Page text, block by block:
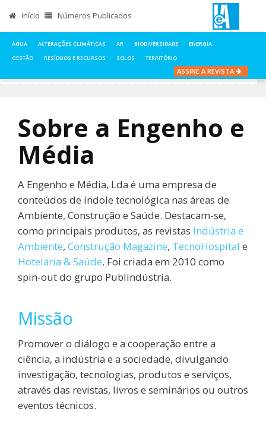
Início Números Publicados
ÁGUA ALTERAÇÕES CLIMÁTICAS AR BIODIVERSIDADE
ENERGIA
GESTÃO
RESÍDUOS E RECURSOS SOLOS TERRITÓRIO
ASSINE A REVISTA
Sobre a Engenho e
Média
A Engenho e Média, Lda é uma empresa de
conteúdos de índole tecnológica nas áreas de
Ambiente, Construção e Saúde. Destacam-se,
como principais produtos, as revistas Indústria e
Ambiente, Construção Magazine, TecnoHospital e
Hotelaria & Saúde. Foi criada em 2010 como
spin-out do grupo Publindústria.
Missão
Promover o diálogo e a cooperação entre a
ciência, a indústria e a sociedade, divulgando
investigação, tecnologias, produtos e serviços,
através das revistas, livros e seminários ou outros
eventos técnicos.